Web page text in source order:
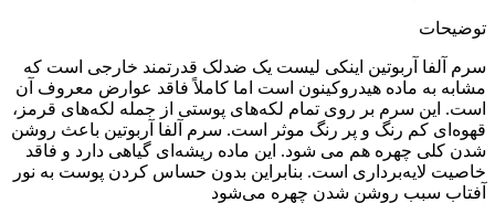
توضیحات
سرم آلفا آربوتین اینکی لیست یک ضدلک قدرتمند خارجی است که
مشابه به ماده هیدروکینون است اما کاملاً فاقد عوارض معروف آن
است. این سرم بر روی تمام لکه‌های پوستی از جمله لکه‌های قرمز،
قهوه‌ای کم رنگ و پر رنگ موثر است. سرم آلفا آربوتین باعث روشن
شدن کلی چهره هم می شود. این ماده ریشه‌ای گیاهی دارد و فاقد
خاصیت لایه‌برداری است. بنابراین بدون حساس کردن پوست به نور
آفتاب سبب روشن شدن چهره می‌شود